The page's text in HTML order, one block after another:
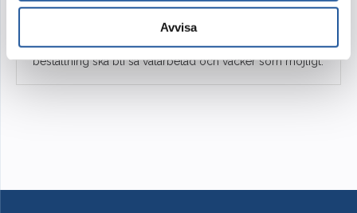
Avvisa
att tillgå. Vi utgår alltid från färg, form och känsla i bilden
du valt. Ibland behöver vi byta ut någon sort mot annan
likvärdig. Blomman kanske inte är säsong eller inte
tillräckligt fin för dagen. Detta gör vi för att din
beställning ska bli så välarbetad och vacker som möjligt.